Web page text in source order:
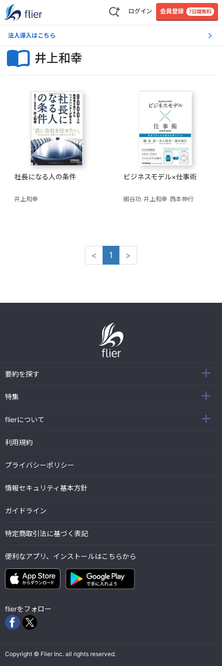
ログイン 会員登録 7日間無料
法人導入はこちら
井上和幸
社長になる人の条件
井上和幸
ビジネスモデル×仕事術
細谷功 井上和幸 西本伸行
< 1 >
要約を探す
特集
flierについて
利用規約
プライバシーポリシー
情報セキュリティ基本方針
ガイドライン
特定商取引法に基づく表記
便利なアプリ、インストールはこちらから
flierをフォロー
Copyright © Flier Inc. all rights reserved.